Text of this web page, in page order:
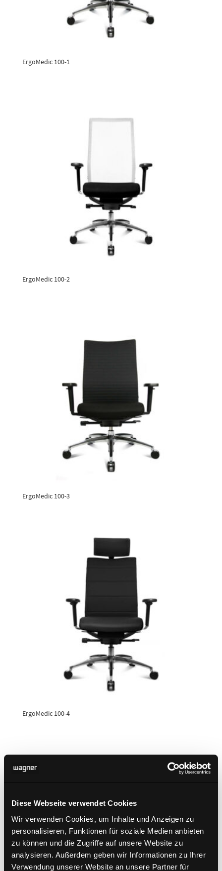
Diese Webseite verwendet Cookies
Wir verwenden Cookies, um Inhalte und Anzeigen zu
personalisieren, Funktionen für soziale Medien anbieten
zu können und die Zugriffe auf unsere Website zu
analysieren. Außerdem geben wir Informationen zu Ihrer
Verwendung unserer Website an unsere Partner für
ErgoMedic 100-1
ErgoMedic 100-2
ErgoMedic 100-3
ErgoMedic 100-4